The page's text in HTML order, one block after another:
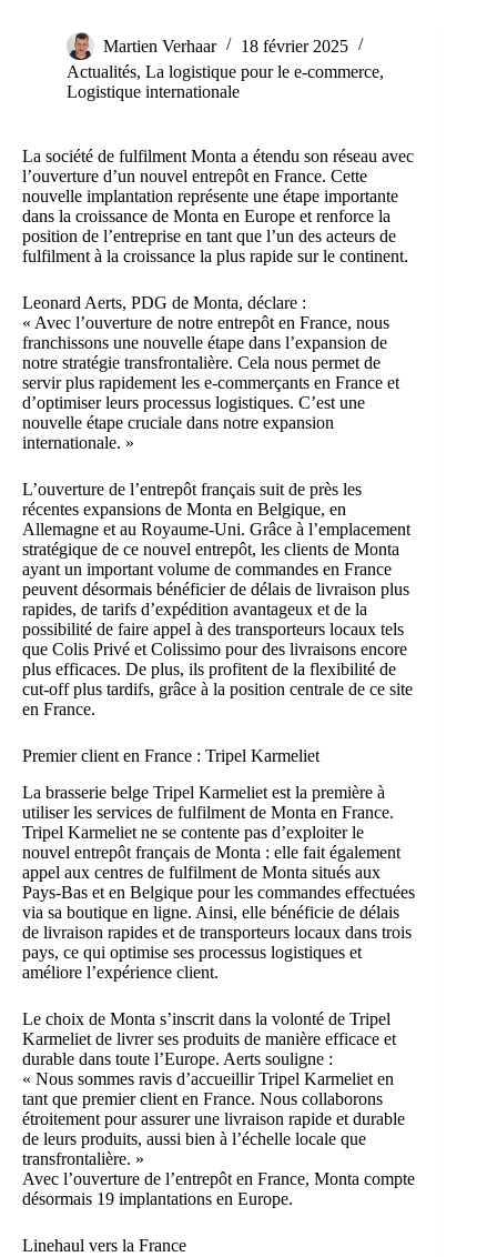
Martien Verhaar
18 février 2025
Actualités, La logistique pour le e-commerce,
Logistique internationale
La société de fulfilment Monta a étendu son réseau avec
l’ouverture d’un nouvel entrepôt en France. Cette
nouvelle implantation représente une étape importante
dans la croissance de Monta en Europe et renforce la
position de l’entreprise en tant que l’un des acteurs de
fulfilment à la croissance la plus rapide sur le continent.
Leonard Aerts, PDG de Monta, déclare :
« Avec l’ouverture de notre entrepôt en France, nous
franchissons une nouvelle étape dans l’expansion de
notre stratégie transfrontalière. Cela nous permet de
servir plus rapidement les e-commerçants en France et
d’optimiser leurs processus logistiques. C’est une
nouvelle étape cruciale dans notre expansion
internationale. »
L’ouverture de l’entrepôt français suit de près les
récentes expansions de Monta en Belgique, en
Allemagne et au Royaume-Uni. Grâce à l’emplacement
stratégique de ce nouvel entrepôt, les clients de Monta
ayant un important volume de commandes en France
peuvent désormais bénéficier de délais de livraison plus
rapides, de tarifs d’expédition avantageux et de la
possibilité de faire appel à des transporteurs locaux tels
que Colis Privé et Colissimo pour des livraisons encore
plus efficaces. De plus, ils profitent de la flexibilité de
cut-off plus tardifs, grâce à la position centrale de ce site
en France.
Premier client en France : Tripel Karmeliet
La brasserie belge Tripel Karmeliet est la première à
utiliser les services de fulfilment de Monta en France.
Tripel Karmeliet ne se contente pas d’exploiter le
nouvel entrepôt français de Monta : elle fait également
appel aux centres de fulfilment de Monta situés aux
Pays-Bas et en Belgique pour les commandes effectuées
via sa boutique en ligne. Ainsi, elle bénéficie de délais
de livraison rapides et de transporteurs locaux dans trois
pays, ce qui optimise ses processus logistiques et
améliore l’expérience client.
Le choix de Monta s’inscrit dans la volonté de Tripel
Karmeliet de livrer ses produits de manière efficace et
durable dans toute l’Europe. Aerts souligne :
« Nous sommes ravis d’accueillir Tripel Karmeliet en
tant que premier client en France. Nous collaborons
étroitement pour assurer une livraison rapide et durable
de leurs produits, aussi bien à l’échelle locale que
transfrontalière. »
Avec l’ouverture de l’entrepôt en France, Monta compte
désormais 19 implantations en Europe.
Linehaul vers la France